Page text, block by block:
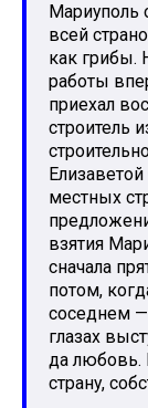
Мариуполь
всей
как грибы.
работы
приехал
строитель
местных
взятия
сначала
потом,
соседнем
глазах
да любовь.
страну,